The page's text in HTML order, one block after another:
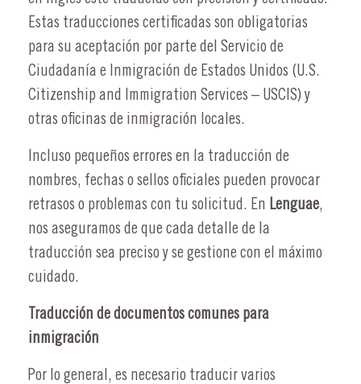
Estas traducciones certificadas son obligatorias
para su aceptación por parte del Servicio de
Ciudadanía e Inmigración de Estados Unidos (U.S.
Citizenship and Immigration Services – USCIS) y
otras oficinas de inmigración locales.
Incluso pequeños errores en la traducción de
nombres, fechas o sellos oficiales pueden provocar
retrasos o problemas con tu solicitud. En Lenguae,
nos aseguramos de que cada detalle de la
traducción sea preciso y se gestione con el máximo
cuidado.
Traducción de documentos comunes para
inmigración
Por lo general, es necesario traducir varios